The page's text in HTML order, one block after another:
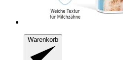
Warenkorb